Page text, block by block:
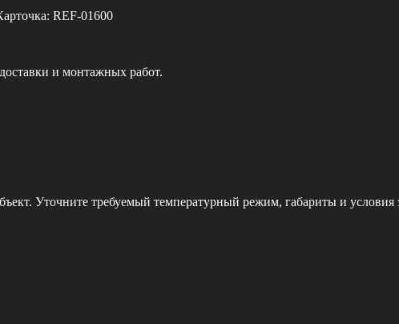
REF-01600
и монтажных работ.
Уточните требуемый температурный режим, габариты и